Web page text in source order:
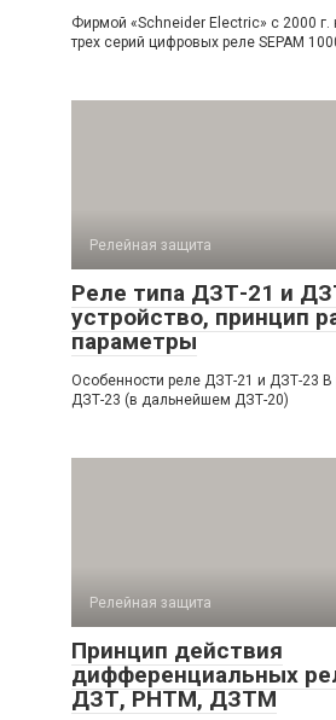
Фирмой «Schneider Electric» с 2000
трех серий цифровых реле SEPAM
Релейная защита
Реле типа ДЗТ-21 и
устройство, принцип
параметры
Особенности реле ДЗТ-21 и ДЗТ-23 В
ДЗТ-23 (в дальнейшем ДЗТ-20)
Релейная защита
Принцип действия
дифференциальных
ДЗТ, РНТМ, ДЗТМ